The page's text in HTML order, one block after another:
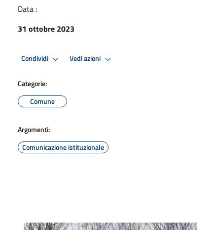
Data :
31 ottobre 2023
Condividi Vedi azioni
Categorie:
Comune
Argomenti:
Comunicazione istituzionale